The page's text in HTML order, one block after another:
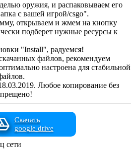
оружия, и распаковываем его
с вашей игрой/csgo".
открываем и жмем на кнопку
подберет нужные ресурсы к
"Install", радуемся!
файлов, рекомендуем
настроена для стабильной
Любое копирование без
Скачать
google drive
сети